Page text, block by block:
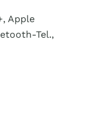
Apple
Tel.,